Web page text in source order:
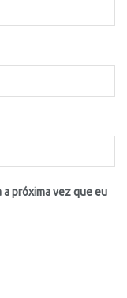
próxima vez que eu